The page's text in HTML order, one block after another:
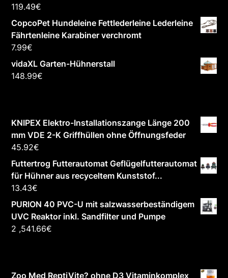
119.49€
CopcoPet Hundeleine Fettlederleine Lederleine
Fährtenleine Karabiner verchromt
7.99€
vidaXL Garten-Hühnerstall
148.99€
KNIPEX Elektro-Installationszange Länge 200
mm VDE 2-K Griffhüllen ohne Öffnungsfeder
45.92€
Futtertrog Futterautomat Geflügelfutterautomat
für Hühner aus recyceltem Kunststof...
13.43€
PURION 40 PVC-U mit salzwasserbeständigem
UVC Reaktor inkl. Sandfilter und Pumpe
2 ,541.66€
Zoo Med ReptiVite? ohne D3 Vitaminkomplex